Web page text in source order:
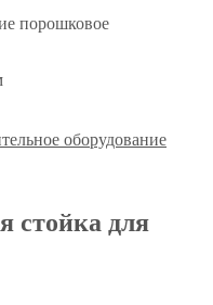
порошковое
оборудование
стойка для